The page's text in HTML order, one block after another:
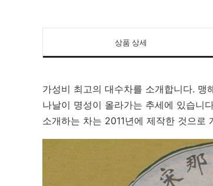
상품 상세
가성비 최고의 대수차를 소개합니다.
나날이 명성이 올라가는 추세에 있습니
소개하는 차는 2011년에 제작한 것으로